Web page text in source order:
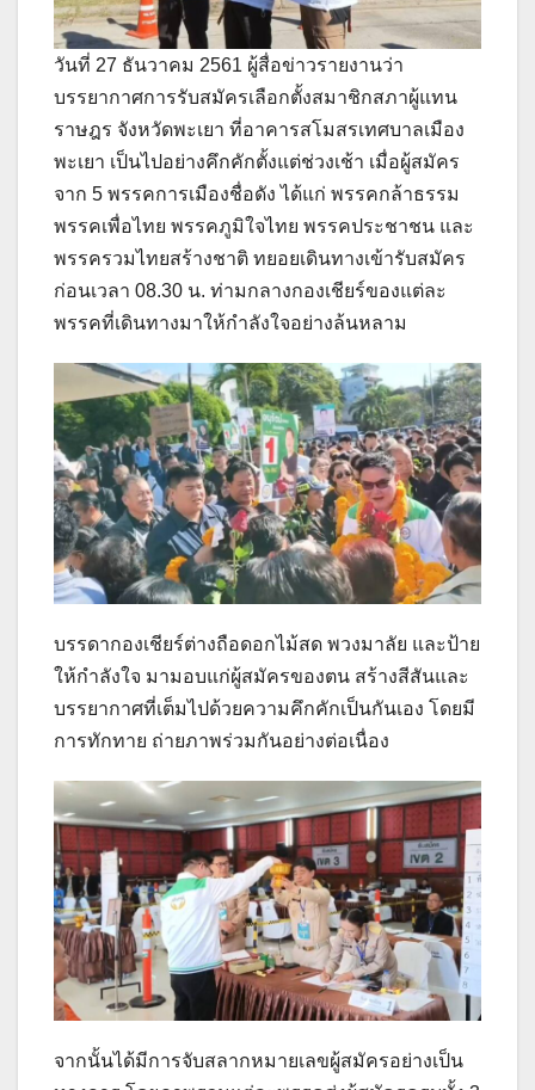
วันที่ 27 ธันวาคม 2561 ผู้สื่อข่าวรายงานว่า
บรรยากาศการรับสมัครเลือกตั้งสมาชิกสภาผู้แทน
ราษฎร จังหวัดพะเยา ที่อาคารสโมสรเทศบาลเมือง
พะเยา เป็นไปอย่างคึกคักตั้งแต่ช่วงเช้า เมื่อผู้สมัคร
จาก 5 พรรคการเมืองชื่อดัง ได้แก่ พรรคกล้าธรรม
พรรคเพื่อไทย พรรคภูมิใจไทย พรรคประชาชน และ
พรรครวมไทยสร้างชาติ ทยอยเดินทางเข้ารับสมัคร
ก่อนเวลา 08.30 น. ท่ามกลางกองเชียร์ของแต่ละ
พรรคที่เดินทางมาให้กำลังใจอย่างล้นหลาม
บรรดากองเชียร์ต่างถือดอกไม้สด พวงมาลัย และป้าย
ให้กำลังใจ มามอบแก่ผู้สมัครของตน สร้างสีสันและ
บรรยากาศที่เต็มไปด้วยความคึกคักเป็นกันเอง โดยมี
การทักทาย ถ่ายภาพร่วมกันอย่างต่อเนื่อง
จากนั้นได้มีการจับสลากหมายเลขผู้สมัครอย่างเป็น